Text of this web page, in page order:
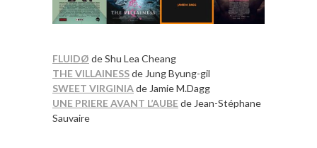
FLUIDØ de Shu Lea Cheang
THE VILLAINESSde Jung Byung-gil
SWEET VIRGINIAde Jamie M.Dagg
UNE PRIERE AVANT L’AUBEde Jean-Stéphane
Sauvaire